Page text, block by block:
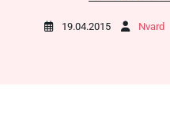
19.04.2015 Nvard